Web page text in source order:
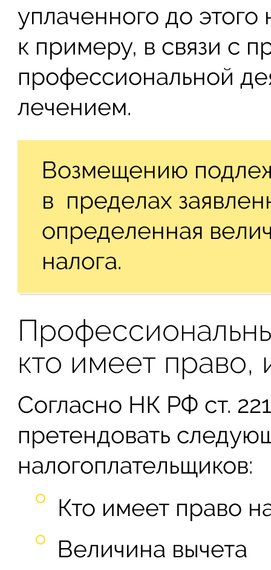
уплаченного до
к примеру, в связи с
профессиональной
лечением.
Возмещению
в пределах
определенная
налога.
кто имеет право,
Согласно НК РФ ст.
претендовать
налогоплательщиков:
Кто имеет право
Величина вычета